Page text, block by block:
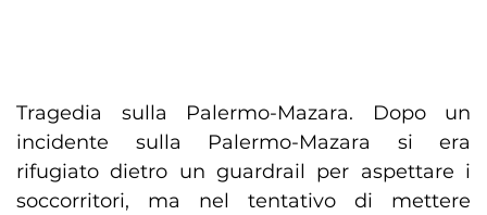
Tragedia sulla Palermo-Mazara. Dopo un
incidente sulla Palermo-Mazara si era
rifugiato dietro un guardrail per aspettare i
soccorritori, ma nel tentativo di mettere